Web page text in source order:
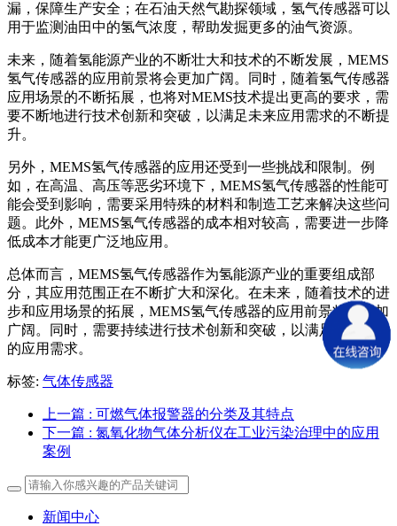
漏，保障生产安全；在石油天然气勘探领域，氢气传感器可以
用于监测油田中的氢气浓度，帮助发掘更多的油气资源。
未来，随着氢能源产业的不断壮大和技术的不断发展，MEMS
氢气传感器的应用前景将会更加广阔。同时，随着氢气传感器
应用场景的不断拓展，也将对MEMS技术提出更高的要求，需
要不断地进行技术创新和突破，以满足未来应用需求的不断提
升。
另外，MEMS氢气传感器的应用还受到一些挑战和限制。例
如，在高温、高压等恶劣环境下，MEMS氢气传感器的性能可
能会受到影响，需要采用特殊的材料和制造工艺来解决这些问
题。此外，MEMS氢气传感器的成本相对较高，需要进一步降
低成本才能更广泛地应用。
总体而言，MEMS氢气传感器作为氢能源产业的重要组成部
分，其应用范围正在不断扩大和深化。在未来，随着技术的进
步和应用场景的拓展，MEMS氢气传感器的应用前景将会更加
广阔。同时，需要持续进行技术创新和突破，以满足不断提升
的应用需求。
标签: 气体传感器
上一篇 : 可燃气体报警器的分类及其特点
下一篇 : 氮氧化物气体分析仪在工业污染治理中的应用
案例
新闻中心